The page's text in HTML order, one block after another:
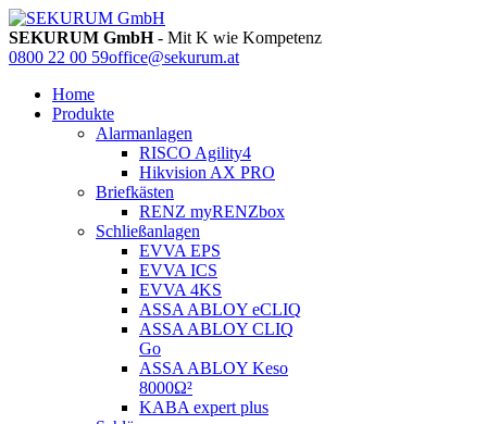
SEKURUM GmbH- Mit K wie Kompetenz
0800 22 00 59office@sekurum.at
Home
Produkte
Alarmanlagen
RISCO Agility4
Hikvision AX PRO
Briefkästen
RENZ myRENZbox
Schließanlagen
EVVA EPS
EVVA ICS
EVVA 4KS
ASSA ABLOY eCLIQ
ASSA ABLOY CLIQ
Go
ASSA ABLOY Keso
8000Ω²
KABA expert plus